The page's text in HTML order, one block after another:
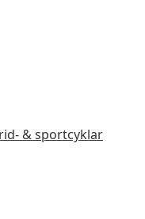
& sportcyklar